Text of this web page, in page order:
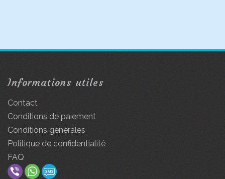
Informations utiles
Contact
Conditions de paiement
Conditions générales
Politique de confidentialité
FAQ